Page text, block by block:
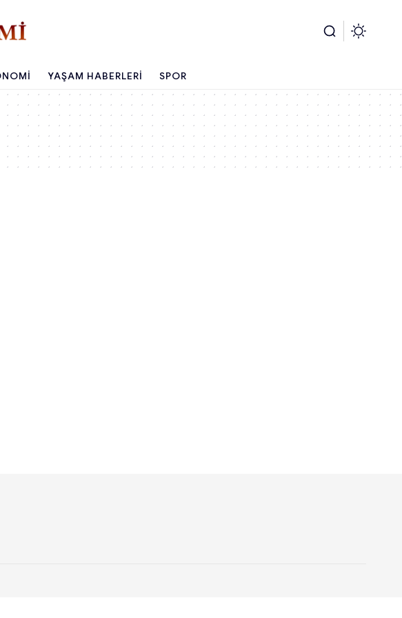
YAŞAM HABERLERI SPOR